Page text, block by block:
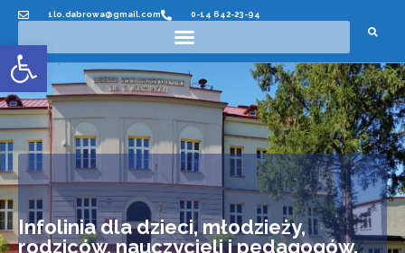
Otwórz pasek narzędzi
1lo.dabrowa@gmail.com 0-14 642-23-94
Infolinia dla dzieci, młodzieży,
rodziców, nauczycieli i pedagogów.